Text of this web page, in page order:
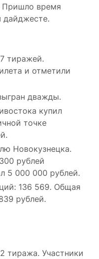
Пришло время
дайджесте.
тиражей.
и отметили
дважды.
купил
точке
Новокузнецка.
рублей
5 000 000 рублей.
136 569. Общая
рублей.
тиража. Участники